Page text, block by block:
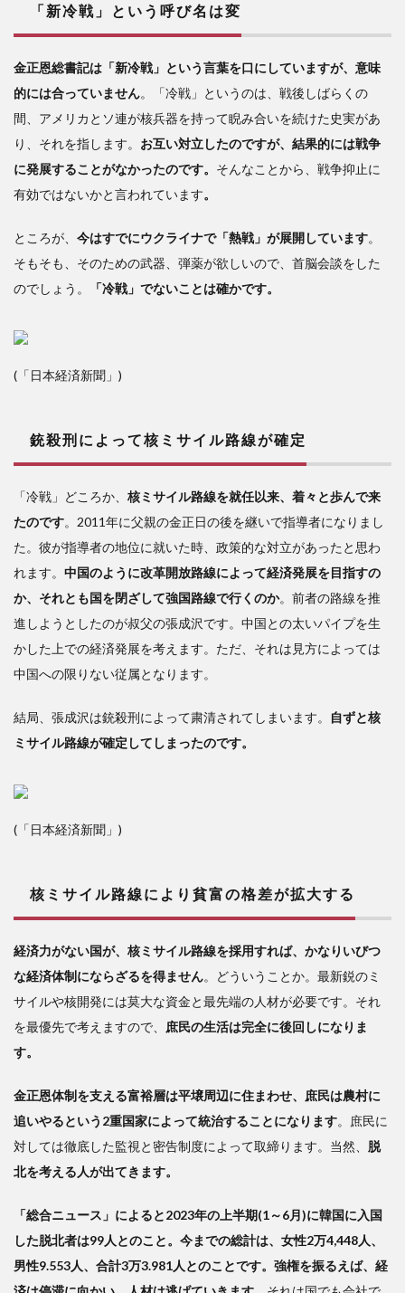
によ
って
サイ
ル路
線が
3
核
ミサ
路線
によ
富の
る
「新冷戦」という呼び名は変
金正恩総書記は「新冷戦」という言葉を口にしていますが、意味
的には合っていません。「冷戦」というのは、戦後しばらくの
間、アメリカとソ連が核兵器を持って睨み合いを続けた史実があ
り、それを指します。 お互い対立したのですが、結果的には戦争
に発展することがなかったのです。 そんなことから、戦争抑止に
有効ではないかと言われています。
ところが、 今はすでにウクライナで「熱戦」が展開しています。
そもそも、そのための武器、弾薬が欲しいので、首脳会談をした
のでしょう。
「冷戦」でないことは確かです。
(「日本経済新聞」)
銃殺刑によって核ミサイル路線が確定
「冷戦」どころか、 核ミサイル路線を就任以来、着々と歩んで来
たのです。2011年に父親の金正日の後を継いで指導者になりまし
た。彼が指導者の地位に就いた時、政策的な対立があったと思わ
れます。 中国のように改革開放路線によって経済発展を目指すの
か、それとも国を閉ざして強国路線で行くのか。前者の路線を推
進しようとしたのが叔父の張成沢です。中国との太いパイプを生
かした上での経済発展を考えます。ただ、それは見方によっては
中国への限りない従属となります。
結局、張成沢は銃殺刑によって粛清されてしまいます。
自ずと核
ミサイル路線が確定してしまったのです。
(「日本経済新聞」)
核ミサイル路線により貧富の格差が拡大する
経済力がない国が、核ミサイル路線を採用すれば、かなりいびつ
な経済体制にならざるを得ません。どういうことか。最新鋭のミ
サイルや核開発には莫大な資金と最先端の人材が必要です。それ
を最優先で考えますので、 庶民の生活は完全に後回しになりま
す。
金正恩体制を支える富裕層は平壌周辺に住まわせ、庶民は農村に
追いやるという2重国家によって統治することになります。庶民に
対しては徹底した監視と密告制度によって取締ります。当然、 脱
北を考える人が出てきます。
「総合ニュース」によると2023年の上半期(1～6月)に韓国に入国
した脱北者は99人とのこと。今までの総計は、女性2万4,448人、
男性9.553人、合計3万3.981人とのことです。強権を振るえば、経